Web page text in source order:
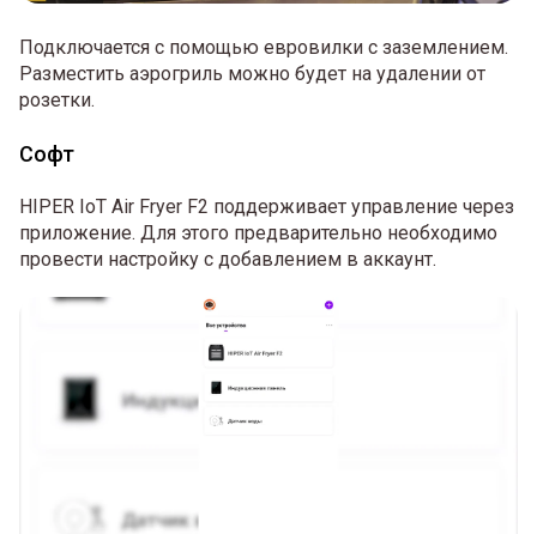
Подключается с помощью евровилки с заземлением.
Разместить аэрогриль можно будет на удалении от
розетки.
Софт
HIPER IoT Air Fryer F2 поддерживает управление через
приложение. Для этого предварительно необходимо
провести настройку с добавлением в аккаунт.